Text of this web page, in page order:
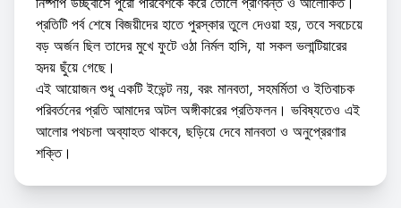
প্রতিটি পর্ব শেষে বিজয়ীদের হাতে পুরস্কার তুলে দেওয়া হয়, তবে সবচেয়ে
বড় অর্জন ছিল তাদের মুখে ফুটে ওঠা নির্মল হাসি, যা সকল ভলান্টিয়ারের
হৃদয় ছুঁয়ে গেছে।
এই আয়োজন শুধু একটি ইভেন্ট নয়, বরং মানবতা, সহমর্মিতা ও ইতিবাচক
পরিবর্তনের প্রতি আমাদের অটল অঙ্গীকারের প্রতিফলন। ভবিষ্যতেও এই
আলোর পথচলা অব্যাহত থাকবে, ছড়িয়ে দেবে মানবতা ও অনুপ্রেরণার
শক্তি।